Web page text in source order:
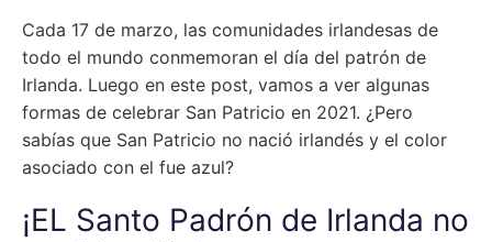
Cada 17 de marzo, las comunidades irlandesas de
todo el mundo conmemoran el día del patrón de
Irlanda. Luego en este post, vamos a ver algunas
formas de celebrar San Patricio en 2021. ¿Pero
sabías que San Patricio no nació irlandés y el color
asociado con el fue azul?
¡EL Santo Padrón de Irlanda no